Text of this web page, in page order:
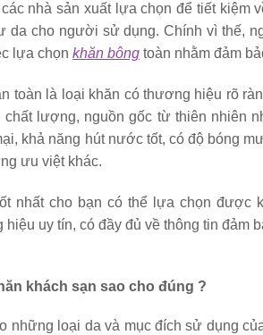
nhà sản xuất lựa chọn để tiết kiệm
da cho người sử dụng. Chính vì thế,
lựa chọn khăn bông toàn nhằm đảm
toàn là loại khăn có thương hiệu rõ
chất lượng, nguồn gốc từ thiên nhiên
khả năng hút nước tốt, có độ bóng
ưu việt khác.
nhất cho bạn có thể lựa chọn được
hiệu uy tín, có đầy đủ về thông tin đảm
khách sạn sao cho đúng ?
những loại da và mục đích sử dụng